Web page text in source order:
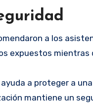
a los
expuestos
a proteger a
mantiene un